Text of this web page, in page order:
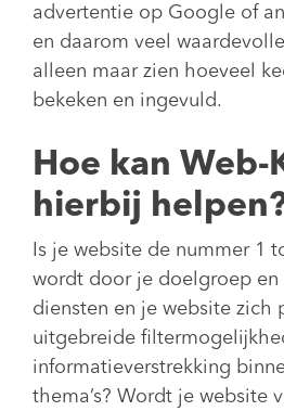
advertentie op Google of
en daarom veel
alleen maar zien hoeveel
bekeken en ingevuld.
Hoe kan Web-
hierbij
Is je website de nummer 1
wordt door je doelgroep en
diensten en je website zich
uitgebreide
informatieverstrekking
thema’s? Wordt je website